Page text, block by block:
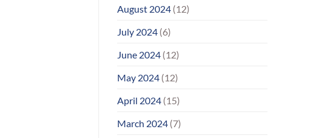
August 2024 (12)
July 2024 (6)
June 2024 (12)
May 2024 (12)
April 2024 (15)
March 2024 (7)